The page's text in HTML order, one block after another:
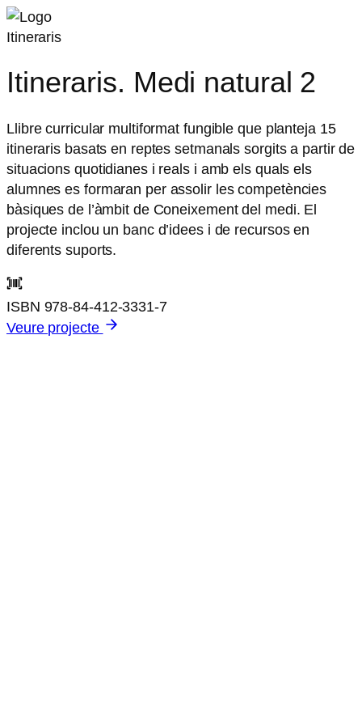
Itineraris
Itineraris. Medi natural 2
Llibre curricular multiformat fungible que planteja 15
itineraris basats en reptes setmanals sorgits a partir de
situacions quotidianes i reals i amb els quals els
alumnes es formaran per assolir les competències
bàsiques de l’àmbit de Coneixement del medi. El
projecte inclou un banc d’idees i de recursos en
diferents suports.
ISBN 978-84-412-3331-7
Veure projecte